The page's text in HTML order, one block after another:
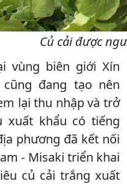
Củ cải được
vùng biên giới Xín
đang tạo nên
lại thu nhập và trở
xuất khẩu có tiếng
phương đã kết nối
- Misaki triển khai
củ cải trắng xuất